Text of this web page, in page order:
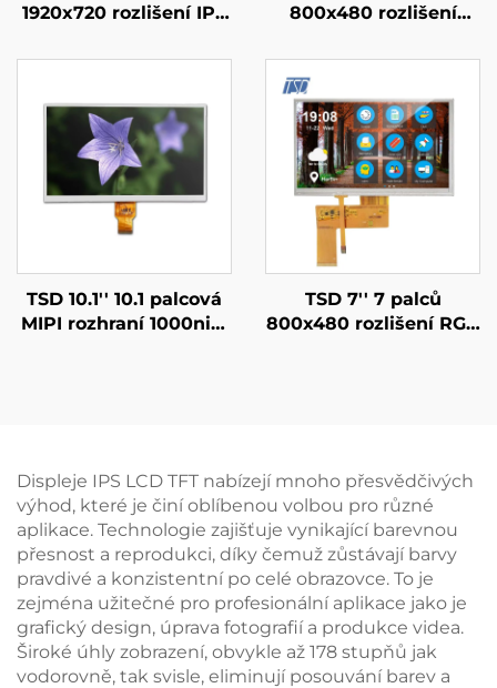
1920x720 rozlišení IPS
12.3" s PCAP
800x480 rozlišení
UART/RS232/RS485
sériový port Rozhraní
chytrý displejový
modul
TSD 10.1'' 10.1 palcová
MIPI rozhraní 1000nits
TSD 7'' 7 palců
800x480 rozlišení RGB
Displeje IPS LCD TFT nabízejí mnoho přesvědčivých
výhod, které je činí oblíbenou volbou pro různé
aplikace. Technologie zajišťuje vynikající barevnou
přesnost a reprodukci, díky čemuž zůstávají barvy
pravdivé a konzistentní po celé obrazovce. To je
zejména užitečné pro profesionální aplikace jako je
grafický design, úprava fotografií a produkce videa.
Široké úhly zobrazení, obvykle až 178 stupňů jak
vodorovně, tak svisle, eliminují posouvání barev a